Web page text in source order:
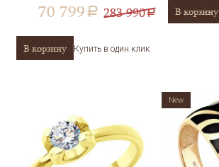
70 799 a 283 990a
В корзину Купить в один клик
В корзину
New